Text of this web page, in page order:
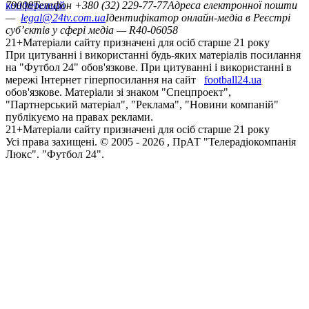
конференцій
79008Телефон +380 (32) 229-77-77Адреса електронної пошти
— legal@24tv.com.uaІдентифікатор онлайн-медіа в Реєстрі
суб’єктів у сфері медіа — R40-06058
21+Матеріали сайту призначені для осіб старше 21 року
При цитуванні і використанні будь-яких матеріалів посилання
на "Футбол 24" обов'язкове. При цитуванні і використанні в
мережі Інтернет гіперпосилання на сайт
football24.ua
обов'язкове. Матеріали зі знаком "Спецпроект",
"Партнерський матеріал", "Реклама", "Новини компаній"
публікуємо на правах реклами.
21+Матеріали сайту призначені для осіб старше 21 року
Усi права захищенi. © 2005 - 2026 , ПрАТ "Телерадіокомпанія
Люкс". "Футбол 24".